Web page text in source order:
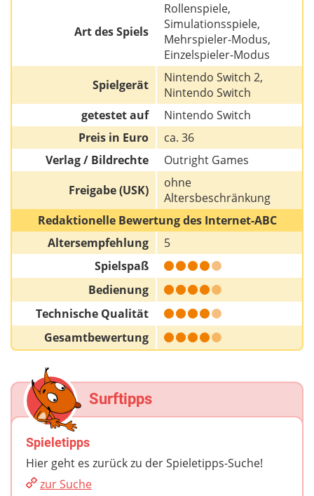
Art des Spiels
Rollenspiele,
Simulationsspiele,
Mehrspieler-Modus,
Einzelspieler-Modus
Spielgerät
Nintendo Switch 2,
Nintendo Switch
getestet auf
Nintendo Switch
Preis in Euro
ca. 36
Verlag / Bildrechte
Outright Games
Freigabe (USK)
ohne
Altersbeschränkung
Redaktionelle Bewertung des Internet-ABC
Altersempfehlung
5
Spielspaß
Bedienung
Technische Qualität
Gesamtbewertung
Surftipps
Spieletipps
Hier geht es zurück zu der Spieletipps-Suche!
zur Suche